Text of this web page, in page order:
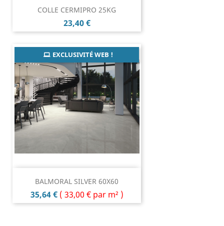
COLLE CERMIPRO 25KG
Prix
23,40 €
BALMORAL SILVER 60X60
Prix
35,64 € ( 33,00 € par m² )
EXCLUSIVITÉ WEB !